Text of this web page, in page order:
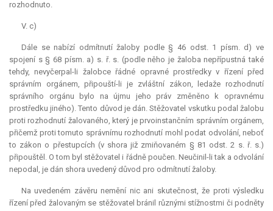
rozhodnuto.
V. c)
Dále se nabízí odmítnutí žaloby podle § 46 odst. 1 písm. d) ve
spojení s § 68 písm. a) s. ř. s. (podle něho je žaloba nepřípustná také
tehdy, nevyčerpal-li žalobce řádné opravné prostředky v řízení před
správním orgánem, připouští-li je zvláštní zákon, ledaže rozhodnutí
správního orgánu bylo na újmu jeho práv změněno k opravnému
prostředku jiného). Tento důvod je dán. Stěžovatel vskutku podal žalobu
proti rozhodnutí žalovaného, který je prvoinstančním správním orgánem,
přičemž proti tomuto správnímu rozhodnutí mohl podat odvolání, neboť
to zákon o přestupcích (v shora již zmiňovaném § 81 odst. 2 s. ř. s.)
připouštěl. O tom byl stěžovatel i řádně poučen. Neučinil-li tak a odvolání
nepodal, je dán shora uvedený důvod pro odmítnutí žaloby.
Na uvedeném závěru nemění nic ani skutečnost, že proti výsledku
řízení před žalovaným se stěžovatel bránil různými stížnostmi či podněty